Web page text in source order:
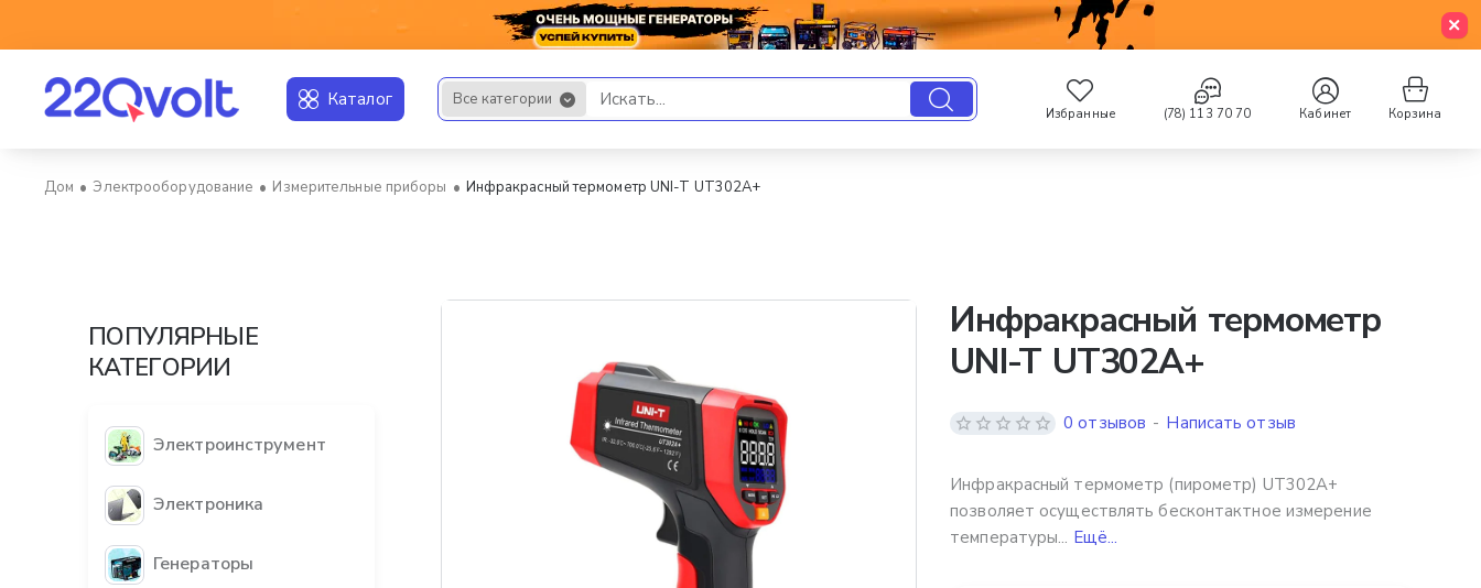
Каталог Все категории
Искать... Избранные (78) 113 70 70 Кабинет Корзина
Электрооборудование Измерительные приборы Инфракрасный термометр UNI-T UT302A+
ПОПУЛЯРНЫЕ
КАТЕГОРИИ
Электроинструмент
Электроника
Генераторы
Инфракрасный термометр
UNI-T UT302A+
Инфракрасный термометр (пирометр) UT302A+
позволяет осуществлять бесконтактное измерение
температуры... Ещё...
0 отзывов - Написать отзыв